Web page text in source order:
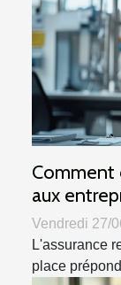
Comment
aux
Vendredi 27/
L'assurance
place